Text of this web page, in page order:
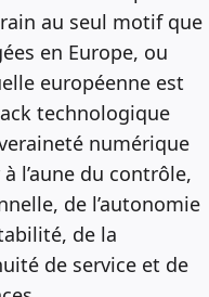
au seul motif que
en Europe, ou
européenne est
technologique
numérique
l’aune du contrôle,
de l’autonomie
de la
de service et de